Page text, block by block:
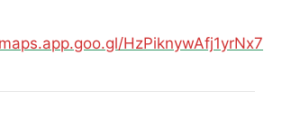
HzPiknywAfj1yrNx7